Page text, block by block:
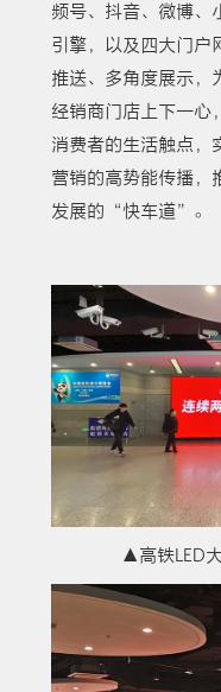
频号、抖音、微博、
引擎，以及四大门户
推送、多角度展示，
经销商门店上下一心
消费者的生活触点，
营销的高势能传播，
发展的“快车道”。
▲高铁LED